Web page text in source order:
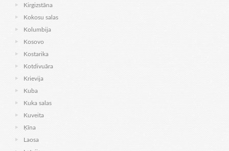
Kirgizstāna
Kokosu salas
Kolumbija
Kosovo
Kostarika
Kotdivuāra
Krievija
Kuba
Kuka salas
Kuveita
Ķīna
Laosa